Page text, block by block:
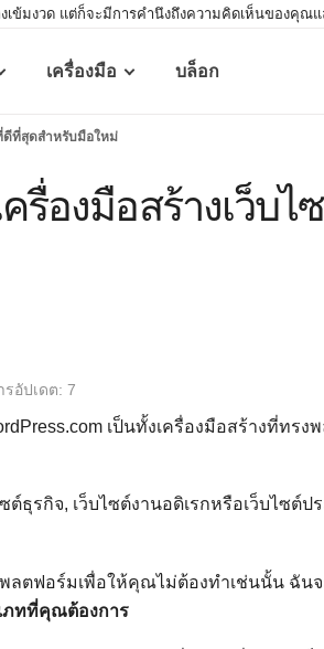
ข้มงวด แต่ก็จะมีการคำนึงถึงความคิดเห็นของคุ
เครื่องมือ บล็อก
ดีที่สุดสำหรับมือใหม่
ครื่องมือสร้างเว็บ
อัปเดต: 7
เป็นทั้งเครื่องมือสร้างที่ทรง
รกิจ, เว็บไซต์งานอดิเรกหรือเว็บไซต์ป
ลตฟอร์มเพื่อให้คุณไม่ต้องทำเช่นนั้น ฉันจ
ภทที่คุณต้องการ